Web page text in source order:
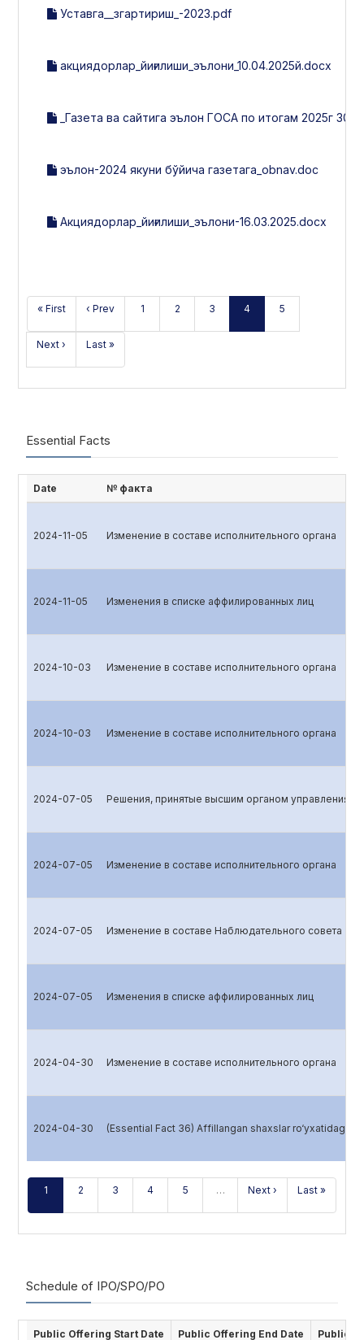
Уставга__згартириш_-2023.pdf
акциядорлар_йиғилиши_эълони_10.04.2025й.docx
_Газета ва сайтига эълон ГОСА по итогам 2025г
эълон-2024 якуни бўйича газетага_obnav.doc
Акциядорлар_йиғилиши_эълони-16.03.2025.docx
« First ‹ Prev 1 2 3 4 5
Next › Last »
Essential Facts
Date № факта
2024-11-05 Изменение в составе исполнительного органа
2024-11-05 Изменения в списке аффилированных лиц
2024-10-03 Изменение в составе исполнительного органа
2024-10-03 Изменение в составе исполнительного органа
2024-07-05 Решения, принятые высшим органом управления
2024-07-05 Изменение в составе исполнительного органа
2024-07-05 Изменение в составе Наблюдательного совета
2024-07-05 Изменения в списке аффилированных лиц
2024-04-30 Изменение в составе исполнительного органа
2024-04-30 (Essential Fact 36) Affillangan shaxslar ro‘yxatidagi
1 2 3 4 5 … Next › Last »
Schedule of IPO/SPO/PO
Public Offering Start Date Public Offering End Date Public